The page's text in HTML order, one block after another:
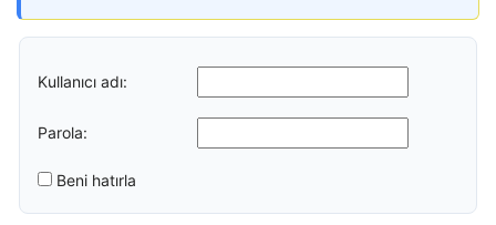
Kullanıcı adı:
Parola:
Beni hatırla